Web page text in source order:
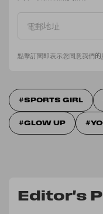
點擊訂閱即表示您同意我們的
SPORTS GIRL
GLOW UP
Editor's